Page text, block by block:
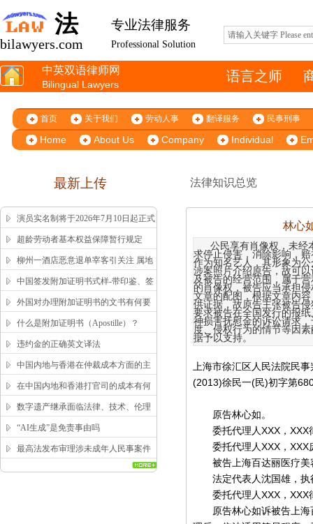
法 专业法律服务
Professional Solution
bilawyers.com
中英双语律师网
Bilingual Lawyers
语言之师
首页 关于我们 劳动人事 翻译服务 民事刑事
Home About Us Company Individual
最新上传 法律知识总览
演员实名制将于2026年7月10日起正式
施行
超龄劳动者基本权益保障暂行规定
柳州一酒店恶意退单宰客引关注 属地
市监局高效回应获舆论认可
中国签发附加证明书式样-带印鉴、签
字版本 China Apostille Sample
外国对办理附加证明书的文书有何要
求？
什么是附加证明书（Apostille）？
违约金的正确英文译法
中国内地与香港在仲裁成本方面的主
要区别
在中国内地和香港打官司的成本有何
区别？
数字遗产继承面临法律、技术、伦理
三重困局，该如何突破？
“AI生成”是免责事由吗
最高法发布审理涉未成年人民事案件
林心
公民享有肖像权，未经
求停止侵害，消除影响，
作为知名艺人，其形象为
涉案照片介绍原告，故可
及被告的经营范围，属于
的肖像权，被告应当承担
文章的配图，根据文章内
供证据，故原告主张被告
要求被告在全国发行的报
神损害抚慰金的诉讼请求
度、侵权行为的情节等因
据予以支持。
上海市徐汇区人民法院民
(2013)徐民一(民)初字第
原告林心如。
委托代理人XXX，XXX
委托代理人XXX，XXX
被告上海百达丽医疗美
法定代表人沈国雄，执
委托代理人XXX，XXX
原告林心如诉被告上海